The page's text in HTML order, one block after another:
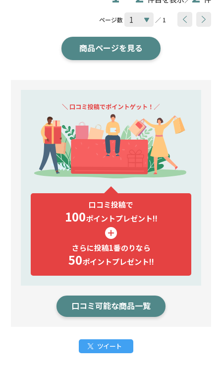
ページ数 ／ 1
商品ページを見る
口コミ投稿で
100ポイントプレゼント!!
さらに投稿1番のりなら
50ポイントプレゼント!!
口コミ可能な商品一覧
ツイート